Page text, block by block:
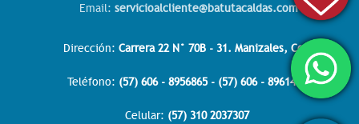
Email: servicioalcliente@batutacaldas.com
Dirección:Carrera 22 N° 70B - 31. Manizales, Col.
Teléfono: (57) 606 - 8956865 - (57) 606 - 8961438
Celular: (57) 310 2037307